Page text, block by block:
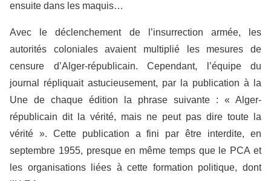
ensuite dans les maquis…
Avec le déclenchement de l’insurrection armée, les
autorités coloniales avaient multiplié les mesures de
censure d’Alger-républicain. Cependant, l’équipe du
journal répliquait astucieusement, par la publication à la
Une de chaque édition la phrase suivante : « Alger-
républicain dit la vérité, mais ne peut pas dire toute la
vérité ». Cette publication a fini par être interdite, en
septembre 1955, presque en même temps que le PCA et
les organisations liées à cette formation politique, dont